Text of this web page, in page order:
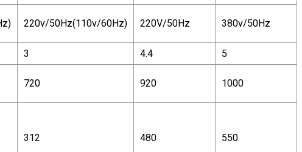
220v/50Hz(110v/60Hz) 220V/50Hz 380v/50Hz
3 4.4
5
720 920 1000
312 480 550